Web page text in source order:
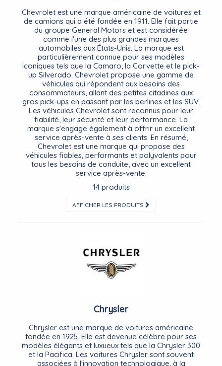
Chevrolet est une marque américaine de voitures et
de camions qui a été fondée en 1911. Elle fait partie
du groupe General Motors et est considérée
comme l'une des plus grandes marques
automobiles aux États-Unis. La marque est
particulièrement connue pour ses modèles
iconiques tels que la Camaro, la Corvette et le pick-
up Silverado. Chevrolet propose une gamme de
véhicules qui répondent aux besoins des
consommateurs, allant des petites citadines aux
gros pick-ups en passant par les berlines et les SUV.
Les véhicules Chevrolet sont reconnus pour leur
fiabilité, leur sécurité et leur performance. La
marque s'engage également à offrir un excellent
service après-vente à ses clients. En résumé,
Chevrolet est une marque qui propose des
véhicules fiables, performants et polyvalents pour
tous les besoins de conduite, avec un excellent
service après-vente.
14 produits
AFFICHER LES PRODUITS
Chrysler
Chrysler est une marque de voitures américaine
fondée en 1925. Elle est devenue célèbre pour ses
modèles élégants et luxueux tels que la Chrysler 300
et la Pacifica. Les voitures Chrysler sont souvent
associées à l'innovation technologique, à la